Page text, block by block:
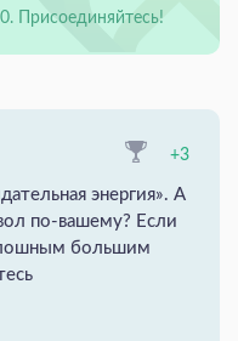
Присоединяйтесь!
+3
энергия». А
по-вашему? Если
большим